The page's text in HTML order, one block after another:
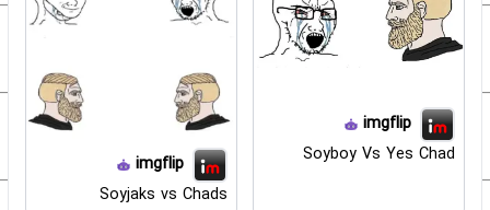
imgflip
Soyboy Vs Yes Chad
imgflip
Soyjaks vs Chads